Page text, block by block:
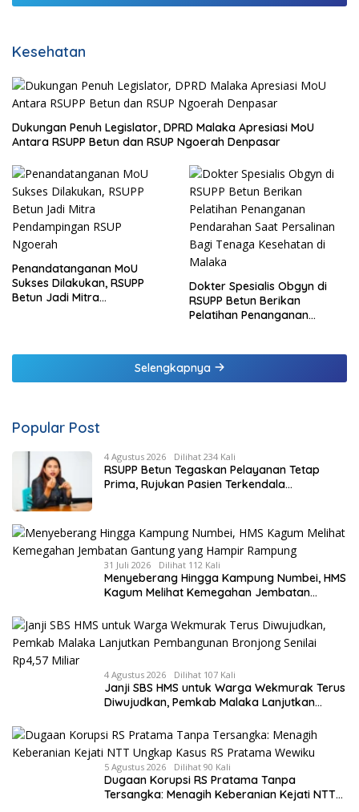
Kesehatan
Dukungan Penuh Legislator, DPRD Malaka Apresiasi MoU
Antara RSUPP Betun dan RSUP Ngoerah Denpasar
Penandatanganan MoU
Sukses Dilakukan, RSUPP
Betun Jadi Mitra
Dokter Spesialis Obgyn di
RSUPP Betun Berikan
Pelatihan Penanganan
Malaka
Selengkapnya
Popular Post
4 Agustus 2026 Dilihat 234 Kali
RSUPP Betun Tegaskan Pelayanan Tetap
Prima, Rujukan Pasien Terkendala
31 Juli 2026 Dilihat 112 Kali
Menyeberang Hingga Kampung Numbei, HMS
Kagum Melihat Kemegahan Jembatan
4 Agustus 2026 Dilihat 107 Kali
Janji SBS HMS untuk Warga Wekmurak Terus
Diwujudkan, Pemkab Malaka Lanjutkan
5 Agustus 2026 Dilihat 90 Kali
Dugaan Korupsi RS Pratama Tanpa
Tersangka: Menagih Keberanian Kejati NTT